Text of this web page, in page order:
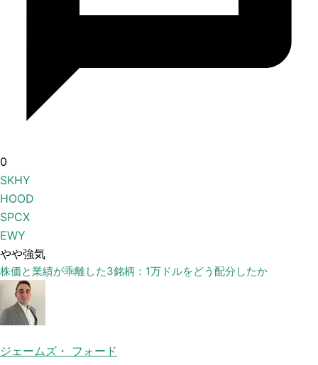
0
SKHY
HOOD
SPCX
EWY
やや強気
株価と業績が乖離した3銘柄：1万ドルをどう配分したか
ジェームズ・ フォード